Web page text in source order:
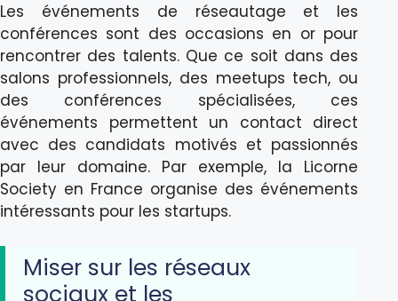
Les événements de réseautage et les
conférences sont des occasions en or pour
rencontrer des talents. Que ce soit dans des
salons professionnels, des meetups tech, ou
des conférences spécialisées, ces
événements permettent un contact direct
avec des candidats motivés et passionnés
par leur domaine. Par exemple, la Licorne
Society en France organise des événements
intéressants pour les startups.
Miser sur les réseaux
sociaux et les